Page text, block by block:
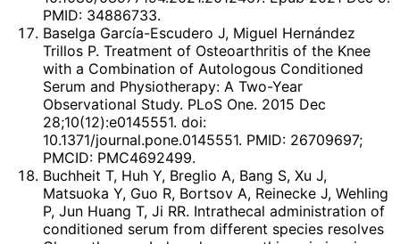
PMID: 34886733.
Baselga García-Escudero J, Miguel Hernández
Trillos P. Treatment of Osteoarthritis of the Knee
with a Combination of Autologous Conditioned
Serum and Physiotherapy: A Two-Year
Observational Study. PLoS One. 2015 Dec
28;10(12):e0145551. doi:
10.1371/journal.pone.0145551. PMID: 26709697;
PMCID: PMC4692499.
Buchheit T, Huh Y, Breglio A, Bang S, Xu J,
Matsuoka Y, Guo R, Bortsov A, Reinecke J, Wehling
P, Jun Huang T, Ji RR. Intrathecal administration of
conditioned serum from different species resolves